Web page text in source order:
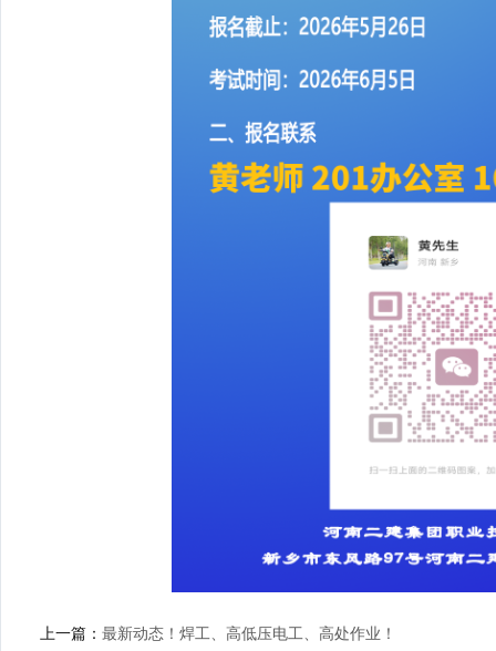
上一篇： 最新动态！焊工、高低压电工、高处作业！